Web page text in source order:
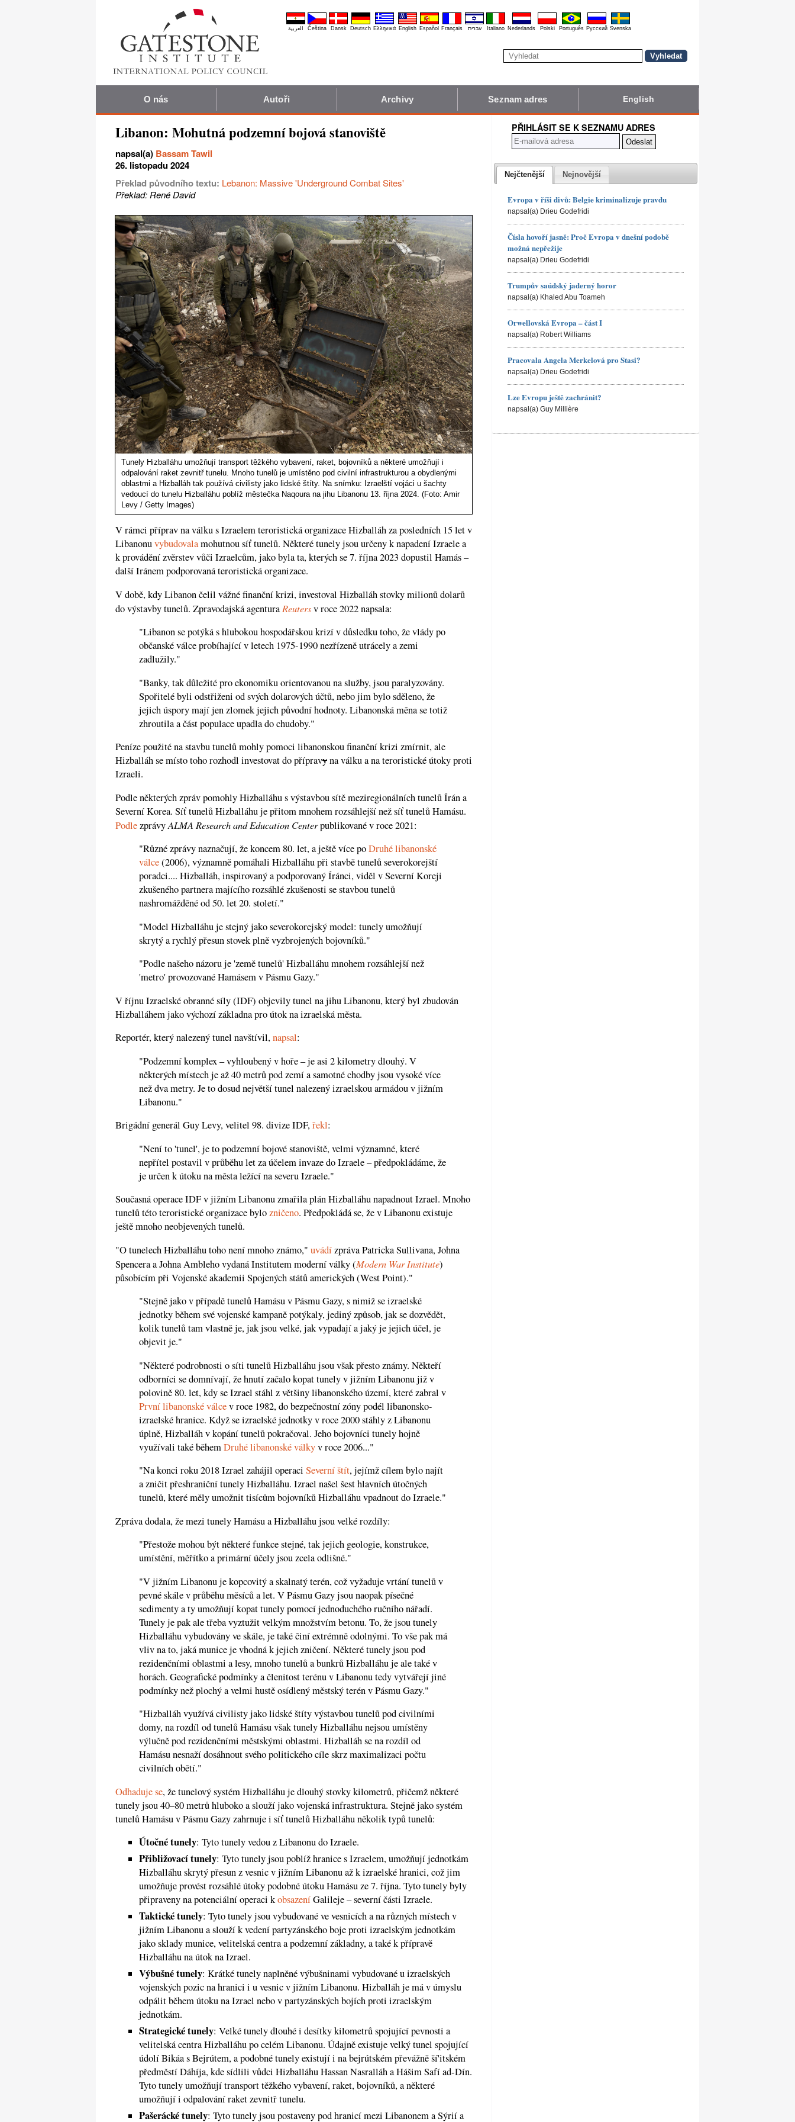
العربية Čeština Dansk Deutsch Ελληνικά English Español Français עברית Italiano Nederlands Polski Português Pyccĸий Svenska
O nás Autoři Archivy Seznam adres English
Libanon: Mohutná podzemní bojová stanoviště
napsal(a) Bassam Tawil
26. listopadu 2024
Překlad původního textu: Lebanon: Massive 'Underground Combat Sites'
Překlad: René David
Tunely Hizballáhu umožňují transport těžkého vybavení, raket, bojovníků a některé umožňují i
odpalování raket zevnitř tunelu. Mnoho tunelů je umístěno pod civilní infrastrukturou a obydlenými
oblastmi a Hizballáh tak používá civilisty jako lidské štíty. Na snímku: Izraelští vojáci u šachty
vedoucí do tunelu Hizballáhu poblíž městečka Naqoura na jihu Libanonu 13. října 2024. (Foto: Amir
Levy / Getty Images)
V rámci příprav na válku s Izraelem teroristická organizace Hizballáh za posledních 15 let v
Libanonuvybudovalamohutnou síť tunelů. Některé tunely jsou určeny k napadení Izraele a
k provádění zvěrstev vůči Izraelcům, jako byla ta, kterých se 7. října 2023 dopustil Hamás –
další Iránem podporovaná teroristická organizace.
V době, kdy Libanon čelil vážné finanční krizi, investoval Hizballáh stovky milionů dolarů
do výstavby tunelů. Zpravodajská agentura Reutersv roce 2022 napsala:
"Libanon se potýká s hlubokou hospodářskou krizí v důsledku toho, že vlády po
občanské válce probíhající v letech 1975-1990 nezřízeně utrácely a zemi
zadlužily."
"Banky, tak důležité pro ekonomiku orientovanou na služby, jsou paralyzovány.
Spořitelé byli odstřiženi od svých dolarových účtů, nebo jim bylo sděleno, že
jejich úspory mají jen zlomek jejich původní hodnoty. Libanonská měna se totiž
zhroutila a část populace upadla do chudoby."
Peníze použité na stavbu tunelů mohly pomoci libanonskou finanční krizi zmírnit, ale
Hizballáh se místo toho rozhodl investovat do přípravyna válku a na teroristické útoky proti
Izraeli.
Podle některých zpráv pomohly Hizballáhu s výstavbou sítě meziregionálních tunelů Írán a
Severní Korea. Síť tunelů Hizballáhu je přitom mnohem rozsáhlejší než síť tunelů Hamásu.
PodlezprávyALMA Research and Education Centerpublikované v roce 2021:
"Různé zprávy naznačují, že koncem 80. let, a ještě více poDruhé libanonské
válce(2006), významně pomáhali Hizballáhu při stavbě tunelů severokorejští
poradci.... Hizballáh, inspirovaný a podporovaný Íránci, viděl v Severní Koreji
zkušeného partnera majícího rozsáhlé zkušenosti se stavbou tunelů
nashromážděné od 50. let 20. století."
"Model Hizballáhu je stejný jako severokorejský model: tunely umožňují
skrytý a rychlý přesun stovek plně vyzbrojených bojovníků."
"Podle našeho názoru je 'země tunelů' Hizballáhu mnohem rozsáhlejší než
'metro' provozované Hamásem v Pásmu Gazy."
V říjnu Izraelské obranné síly (IDF) objevily tunel na jihu Libanonu, který byl zbudován
Hizballáhem jako výchozí základna pro útok na izraelská města.
Reportér, který nalezený tunel navštívil,napsal:
"Podzemní komplex – vyhloubený v hoře – je asi 2 kilometry dlouhý. V
některých místech je až 40 metrů pod zemí a samotné chodby jsou vysoké více
než dva metry. Je to dosud největší tunel nalezený izraelskou armádou v jižním
Libanonu."
Brigádní generál Guy Levy, velitel 98. divize IDF,řekl:
"Není to 'tunel', je to podzemní bojové stanoviště, velmi významné, které
nepřítel postavil v průběhu let za účelem invaze do Izraele – předpokládáme, že
je určen k útoku na města ležící na severu Izraele."
Současná operace IDF v jižním Libanonu zmařila plán Hizballáhu napadnout Izrael. Mnoho
tunelů této teroristické organizace bylozničeno. Předpokládá se, že v Libanonu existuje
ještě mnoho neobjevených tunelů.
"O tunelech Hizballáhu toho není mnoho známo," uvádízpráva Patricka Sullivana, Johna
Spencera a Johna Ambleho vydaná Institutem moderní války (Modern War Institute)
působícím při Vojenské akademii Spojených států amerických (West Point)."
"Stejně jako v případě tunelů Hamásu v Pásmu Gazy, s nimiž se izraelské
jednotky během své vojenské kampaně potýkaly, jediný způsob, jak se dozvědět,
kolik tunelů tam vlastně je, jak jsou velké, jak vypadají a jaký je jejich účel, je
objevit je."
"Některé podrobnosti o síti tunelů Hizballáhu jsou však přesto známy. Někteří
odborníci se domnívají, že hnutí začalo kopat tunely v jižním Libanonu již v
polovině 80. let, kdy se Izrael stáhl z většiny libanonského území, které zabral v
První libanonské válcev roce 1982, do bezpečnostní zóny podél libanonsko-
izraelské hranice. Když se izraelské jednotky v roce 2000 stáhly z Libanonu
úplně, Hizballáh v kopání tunelů pokračoval. Jeho bojovníci tunely hojně
využívali také běhemDruhé libanonské válkyv roce 2006..."
"Na konci roku 2018 Izrael zahájil operaci Severní štít, jejímž cílem bylo najít
a zničit přeshraniční tunely Hizballáhu. Izrael našel šest hlavních útočných
tunelů, které měly umožnit tisícům bojovníků Hizballáhu vpadnout do Izraele."
Zpráva dodala, že mezi tunely Hamásu a Hizballáhu jsou velké rozdíly:
"Přestože mohou být některé funkce stejné, tak jejich geologie, konstrukce,
umístění, měřítko a primární účely jsou zcela odlišné."
"V jižním Libanonu je kopcovitý a skalnatý terén, což vyžaduje vrtání tunelů v
pevné skále v průběhu měsíců a let. V Pásmu Gazy jsou naopak písečné
sedimenty a ty umožňují kopat tunely pomocí jednoduchého ručního nářadí.
Tunely je pak ale třeba vyztužit velkým množstvím betonu. To, že jsou tunely
Hizballáhu vybudovány ve skále, je také činí extrémně odolnými. To vše pak má
vliv na to, jaká munice je vhodná k jejich zničení. Některé tunely jsou pod
rezidenčními oblastmi a lesy, mnoho tunelů a bunkrů Hizballáhu je ale také v
horách. Geografické podmínky a členitost terénu v Libanonu tedy vytvářejí jiné
podmínky než plochý a velmi hustě osídlený městský terén v Pásmu Gazy."
"Hizballáh využívá civilisty jako lidské štíty výstavbou tunelů pod civilními
domy, na rozdíl od tunelů Hamásu však tunely Hizballáhu nejsou umístěny
výlučně pod rezidenčními městskými oblastmi. Hizballáh se na rozdíl od
Hamásu nesnaží dosáhnout svého politického cíle skrz maximalizaci počtu
civilních obětí."
Odhaduje se, že tunelový systém Hizballáhu je dlouhý stovky kilometrů, přičemž některé
tunely jsou 40–80 metrů hluboko a ​​slouží jako vojenská infrastruktura. Stejně jako systém
tunelů Hamásu v Pásmu Gazy zahrnuje i síť tunelů Hizballáhu několik typů tunelů:
Útočné tunely: Tyto tunely vedou z Libanonu do Izraele.
Přibližovací tunely: Tyto tunely jsou poblíž hranice s Izraelem, umožňují jednotkám
Hizballáhu skrytý přesun z vesnic v jižním Libanonu až k izraelské hranici, což jim
umožňuje provést rozsáhlé útoky podobné útoku Hamásu ze 7. října. Tyto tunely byly
připraveny na potenciální operaci kobsazeníGalileje – severní části Izraele.
Taktické tunely: Tyto tunely jsou vybudované ve vesnicích a na různých místech v
jižním Libanonu a slouží k vedení partyzánského boje proti izraelským jednotkám
jako sklady munice, velitelská centra a podzemní základny, a také k přípravě
Hizballáhu na útok na Izrael.
Výbušné tunely: Krátké tunely naplněné výbušninami vybudované u izraelských
vojenských pozic na hranici i u vesnic v jižním Libanonu. Hizballáh je má v úmyslu
odpálit během útoku na Izrael nebo v partyzánských bojích proti izraelským
jednotkám.
Strategické tunely: Velké tunely dlouhé i desítky kilometrů spojující pevnosti a
velitelská centra Hizballáhu po celém Libanonu. Údajně existuje velký tunel spojující
údolí Bikáa s Bejrútem, a podobné tunely existují i na bejrútském převážně ší'itském
předměstí Dáhíja, kde sídlili vůdci Hizballáhu Hassan Nasralláh a Hášim Safí ad-Dín.
Tyto tunely umožňují transport těžkého vybavení, raket, bojovníků, a některé
umožňují i odpalování raket zevnitř tunelu.
Pašerácké tunely: Tyto tunely jsou postaveny pod hranicí mezi Libanonem a Sýrií a
PŘIHLÁSIT SE K SEZNAMU ADRES
Nejčtenější Nejnovější
Evropa v říši divů: Belgie kriminalizuje pravdu
napsal(a) Drieu Godefridi
Čísla hovoří jasně: Proč Evropa v dnešní podobě
možná nepřežije
napsal(a) Drieu Godefridi
Trumpův saúdský jaderný horor
napsal(a) Khaled Abu Toameh
Orwellovská Evropa – část I
napsal(a) Robert Williams
Pracovala Angela Merkelová pro Stasi?
napsal(a) Drieu Godefridi
Lze Evropu ještě zachránit?
napsal(a) Guy Millière